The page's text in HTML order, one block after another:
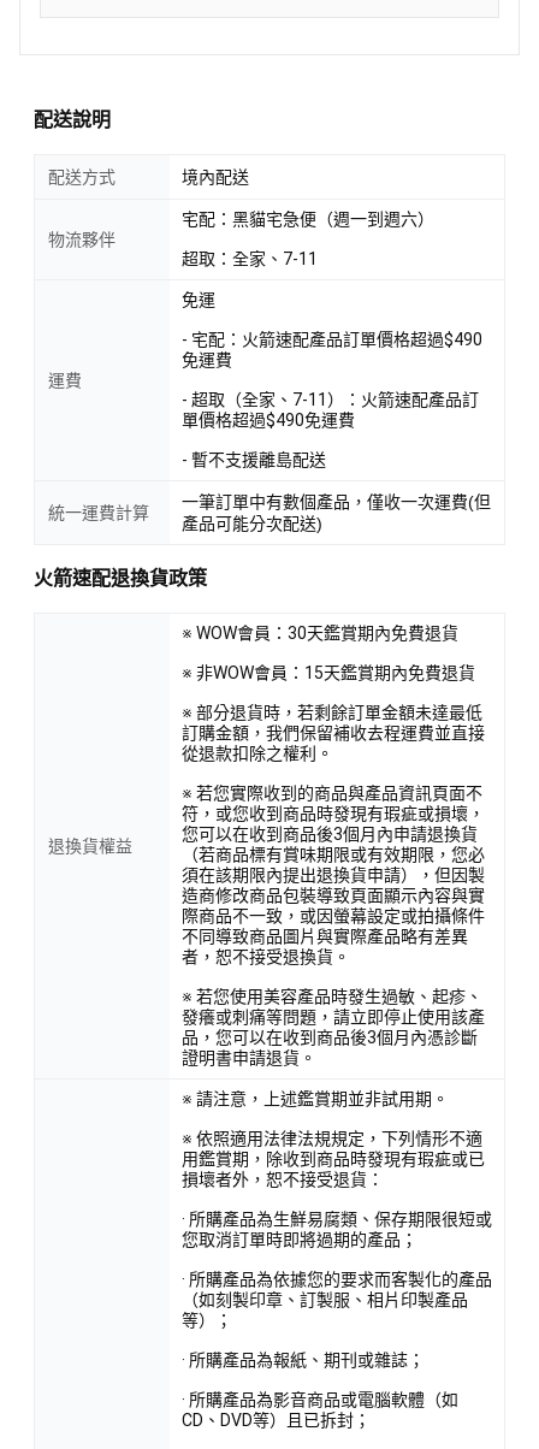
配送說明
配送方式 境內配送
物流夥伴
宅配：黑貓宅急便（週一到週六）
超取：全家、7-11
運費
免運
- 宅配：火箭速配產品訂單價格超過$490
免運費
- 超取（全家、7-11）：火箭速配產品訂
單價格超過$490免運費
- 暫不支援離島配送
統一運費計算
一筆訂單中有數個產品，僅收一次運費(但
產品可能分次配送)
火箭速配退換貨政策
退換貨權益
※ WOW會員：30天鑑賞期內免費退貨
※ 非WOW會員：15天鑑賞期內免費退貨
※ 部分退貨時，若剩餘訂單金額未達最低
訂購金額，我們保留補收去程運費並直接
從退款扣除之權利。
※ 若您實際收到的商品與產品資訊頁面不
符，或您收到商品時發現有瑕疵或損壞，
您可以在收到商品後3個月內申請退換貨
（若商品標有賞味期限或有效期限，您必
須在該期限內提出退換貨申請），但因製
造商修改商品包裝導致頁面顯示內容與實
際商品不一致，或因螢幕設定或拍攝條件
不同導致商品圖片與實際產品略有差異
者，恕不接受退換貨。
※ 若您使用美容產品時發生過敏、起疹、
發癢或刺痛等問題，請立即停止使用該產
品，您可以在收到商品後3個月內憑診斷
證明書申請退貨。
※ 請注意，上述鑑賞期並非試用期。
※ 依照適用法律法規規定，下列情形不適
用鑑賞期，除收到商品時發現有瑕疵或已
損壞者外，恕不接受退貨：
· 所購產品為生鮮易腐類、保存期限很短或
您取消訂單時即將過期的產品；
· 所購產品為依據您的要求而客製化的產品
（如刻製印章、訂製服、相片印製產品
等）；
· 所購產品為報紙、期刊或雜誌；
· 所購產品為影音商品或電腦軟體（如
CD、DVD等）且已拆封；